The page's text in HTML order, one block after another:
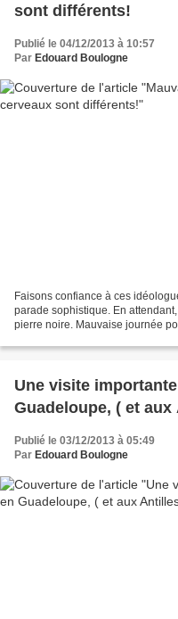
sont différents!
Publié le 04/12/2013 à 10:57
Par Edouard Boulogne
Faisons confiance à ces
parade sophistique. En
pierre noire. Mauvaise journée
le-gender-les-cerveaux-sont-
Une visite
Guadeloupe, ( et aux
Publié le 03/12/2013 à 05:49
Par Edouard Boulogne